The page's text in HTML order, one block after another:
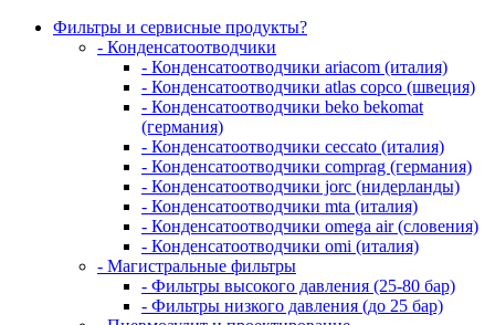
Фильтры и сервисные продукты?
- Конденсатоотводчики
- Конденсатоотводчики ariacom (италия)
- Конденсатоотводчики atlas copco (швеция)
- Конденсатоотводчики beko bekomat
(германия)
- Конденсатоотводчики ceccato (италия)
- Конденсатоотводчики comprag (германия)
- Конденсатоотводчики jorc (нидерланды)
- Конденсатоотводчики mta (италия)
- Конденсатоотводчики omega air (словения)
- Конденсатоотводчики omi (италия)
- Магистральные фильтры
- Фильтры высокого давления (25-80 бар)
- Фильтры низкого давления (до 25 бар)